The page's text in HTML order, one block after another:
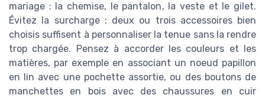
mariage : la chemise, le pantalon, la veste et le gilet.
Évitez la surcharge : deux ou trois accessoires bien
choisis suffisent à personnaliser la tenue sans la rendre
trop chargée. Pensez à accorder les couleurs et les
matières, par exemple en associant un noeud papillon
en lin avec une pochette assortie, ou des boutons de
manchettes en bois avec des chaussures en cuir